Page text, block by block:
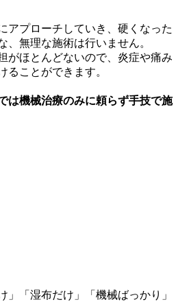
アプローチしていき、硬くなった
、無理な施術は行いません。
がほとんどないので、炎症や痛み
ることができます。
は機械治療のみに頼らず手技で施
」「湿布だけ」「機械ばっかり」